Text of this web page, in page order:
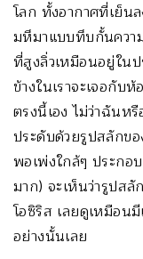
โลก ทั้งอากาศที่เย็น
มหึมาแบบทึบกั้นควา
ที่สูงลิ่วเหมือนอยู่ใน
ข้างในเราจะเจอกับ
ตรงนี้เอง ไม่ว่าฉันห
ประดับด้วยรูปสลักข
พอเพ่งใกล้ๆ ประกอ
มาก) จะเห็นว่ารูปส
โอซิริส เลยดูเหมือน
อย่างนั้นเลย